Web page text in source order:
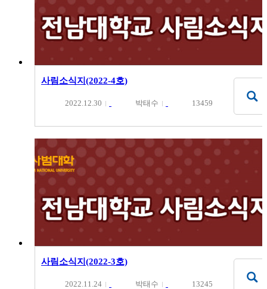
사림소식지(2022-4호)
2022.12.30 박태수 13459
사림소식지(2022-3호)
2022.11.24 박태수 13245